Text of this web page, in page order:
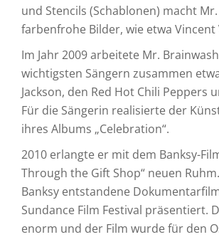
und Stencils (Schablonen) macht
farbenfrohe Bilder, wie etwa Vincent
Im Jahr 2009 arbeitete Mr.
wichtigsten Sängern zusammen
Jackson, den Red Hot Chili Peppers
Für die Sängerin realisierte der
ihres Albums „Celebration“.
2010 erlangte er mit dem Banksy-
Through the Gift Shop“ neuen
Banksy entstandene
Sundance Film Festival präsentiert.
enorm und der Film wurde für den